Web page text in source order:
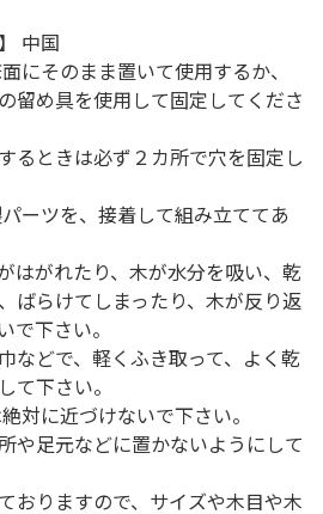
中国
にそのまま置いて使用するか、
留め具を使用して固定してくださ
るときは必ず２カ所で穴を固定し
ーツを、接着して組み立ててあ
はがれたり、木が水分を吸い、乾
ばらけてしまったり、木が反り返
で下さい。
などで、軽くふき取って、よく乾
て下さい。
対に近づけないで下さい。
や足元などに置かないようにして
おりますので、サイズや木目や木